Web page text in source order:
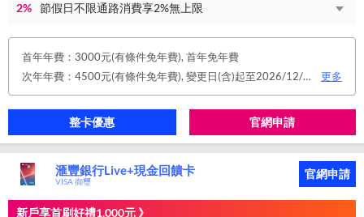
2% 節假日不限通路消費享2%無上限
首年年費：3000元(有條件免年費), 首年免年費
次年年費：4500元(有條件免年費), 變更日(含)起至2026/12/31止，符合原卡別之免年費消費條件 或 使用台新信用卡數位帳單(包含電子/行動帳單)且生效，即享免年費優惠。
更多
整卡優惠 官網申請
滙豐銀行Live+現金回饋卡
VISA 御璽
官網申請
新戶享首刷好禮1,000元 》